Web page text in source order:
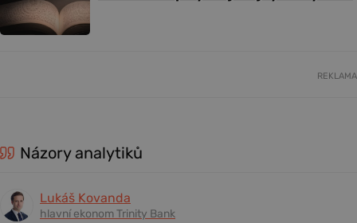
REKLAMA
Názory analytiků
Lukáš Kovanda
hlavní ekonom Trinity Bank